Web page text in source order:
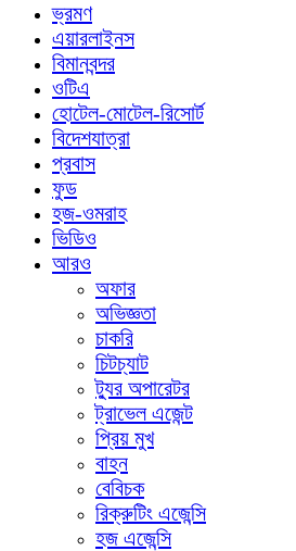
ভ্রমণ
এয়ারলাইনস
বিমানবন্দর
ওটিএ
হোটেল-মোটেল-রিসোর্ট
বিদেশযাত্রা
প্রবাস
ফুড
হজ-ওমরাহ
ভিডিও
আরও
অফার
অভিজ্ঞতা
চাকরি
চিটচ্যাট
ট্যুর অপারেটর
ট্রাভেল এজেন্ট
প্রিয় মুখ
বাহন
বেবিচক
রিক্রুটিং এজেন্সি
হজ এজেন্সি